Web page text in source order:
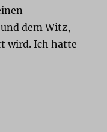
dem Witz,
wird. Ich hatte